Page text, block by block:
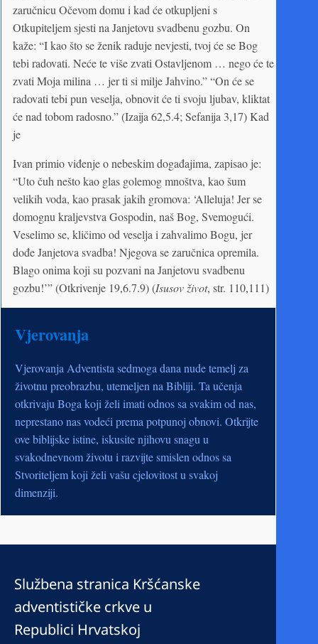
zaručnicu Očevom domu i kad će otkupljeni s
Otkupiteljem sjesti na Janjetovu svadbenu gozbu. On
kaže: “I kao što se ženik raduje nevjesti, tvoj će se Bog
tebi radovati. Neće te više zvati Ostavljenom … nego će te
zvati Moja milina … jer ti si milje Jahvino.” “On će se
radovati tebi pun veselja, obnovit će ti svoju ljubav, kliktat
će nad tobom radosno.” (Izaija 62,5.4; Sefanija 3,17) Kad
je
Ivan primio viđenje o nebeskim događajima, zapisao je:
“Uto čuh nešto kao glas golemog mnoštva, kao šum
velikih voda, kao prasak jakih gromova: ‘Alleluja! Jer se
domognu kraljevstva Gospodin, naš Bog, Svemogući.
Veselimo se, kličimo od veselja i zahvalimo Bogu, jer
dođe Janjetova svadba! Njegova se zaručnica opremila.
Blago onima koji su pozvani na Janjetovu svadbenu
gozbu!’” (Otkrivenje 19,6.7.9) (Isusov život, str. 110,111)
Vjerovanja
Vjerovanja Adventista sedmoga dana nude temelj za
životnu preobrazbu, utemeljen na Bibliji. Ta učenja
otkrivaju Boga koji želi imati odnos sa svakim od nas,
neprestano nas vodeći prema potpunoj obnovi. Otkrijte
ove biblijske istine, iskusite njihovu snagu u
svakodnevnom životu i razvijte smislen odnos sa
Stvoriteljem koji želi vašu cjelovitost u svakoj
dimenziji.
Službena stranica Kršćanske
adventističke crkve u
Republici Hrvatskoj